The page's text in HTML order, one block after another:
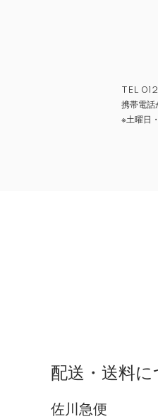
TEL
携帯電話
※土曜日
配送・送料に
佐川急便